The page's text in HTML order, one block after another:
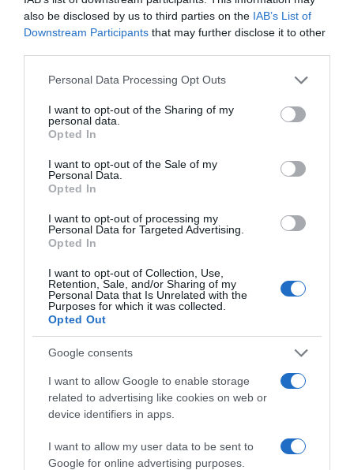
also be disclosed by us to third parties on the IAB’s List of
Downstream Participants that may further disclose it to other
Please note that this website/app uses one or more Google
not limited to your visit or usage behaviour. You may click to
grant or deny consent to Google and its third-party tags to
use your data for below specified purposes in below Google
consent section.
Personal Data Processing Opt Outs
I want to opt-out of the Sharing of my
personal data.
Opted In
I want to opt-out of the Sale of my
Personal Data.
Opted In
I want to opt-out of processing my
Personal Data for Targeted Advertising.
Opted In
I want to opt-out of Collection, Use,
Retention, Sale, and/or Sharing of my
Personal Data that Is Unrelated with the
Purposes for which it was collected.
Opted Out
Google consents
I want to allow Google to enable storage
related to advertising like cookies on web or
device identifiers in apps.
I want to allow my user data to be sent to
Google for online advertising purposes.
Megosztás: Facebook Twitter Pinterest
Címkék: párkapcsolat,Kocsis Tibor,lakásfelújítás,
hobbi
Korábbi bejegyzések Következő bejegyzés
HASONLÓ BEJEGYZÉSEK
2026-08-06.
3 ok, amiért egy idősebb nő fiatalabb férfit választ